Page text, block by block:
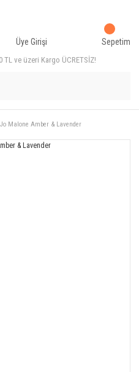
TL ve üzeri Kargo ÜCRETSİZ!
Üye Girişi Sepetim
Jo Malone Amber & Lavender